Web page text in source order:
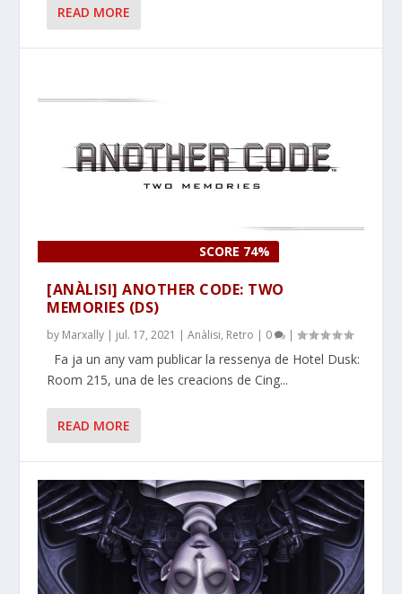
READ MORE
SCORE 74%
[ANÀLISI] ANOTHER CODE: TWO
MEMORIES (DS)
by Marxally | jul. 17, 2021 |Anàlisi, Retro | 0 |
Fa ja un any vam publicar la ressenya de Hotel Dusk:
Room 215, una de les creacions de Cing...
READ MORE